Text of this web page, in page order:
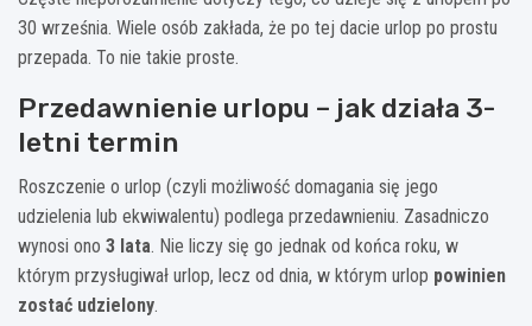
30 września. Wiele osób zakłada, że po tej dacie urlop po prostu
przepada. To nie takie proste.
Przedawnienie urlopu – jak działa 3-
letni termin
Roszczenie o urlop (czyli możliwość domagania się jego
udzielenia lub ekwiwalentu) podlega przedawnieniu. Zasadniczo
wynosi ono 3 lata. Nie liczy się go jednak od końca roku, w
którym przysługiwał urlop, lecz od dnia, w którym urlop powinien
zostać udzielony.